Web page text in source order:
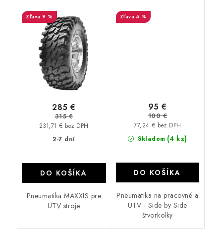
9 %
2-7 dní
231,71 € bez DPH
285 €
315 €
DO KOŠÍKA
Pneumatika MAXXIS pre
UTV stroje
5 %
Skladom (4 ks)
77,24 € bez DPH
95 €
100 €
DO KOŠÍKA
Pneumatika na pracovné a
UTV - Side by Side
štvorkolky